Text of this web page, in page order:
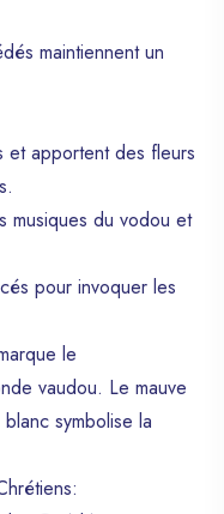
maintiennent un
et apportent des fleurs
musiques du vodou et
pour invoquer les
le
vaudou. Le mauve
symbolise la